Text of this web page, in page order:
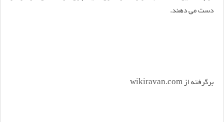
دست می دهند.
برگرفته ازwikiravan.com